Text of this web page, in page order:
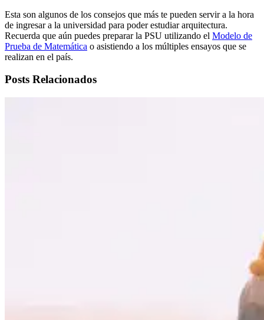
Esta son algunos de los consejos que más te pueden servir a la hora
de ingresar a la universidad para poder estudiar arquitectura.
Recuerda que aún puedes preparar la PSU utilizando el Modelo de
Prueba de Matemática o asistiendo a los múltiples ensayos que se
realizan en el país.
Posts Relacionados